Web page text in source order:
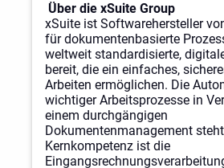
Über die xSuite Group
xSuite ist Softwarehersteller
für dokumentenbasierte
weltweit standardisierte,
bereit, die ein einfaches,
Arbeiten ermöglichen. Die
wichtiger Arbeitsprozesse in
einem durchgängigen
Dokumentenmanagement
Kernkompetenz ist die